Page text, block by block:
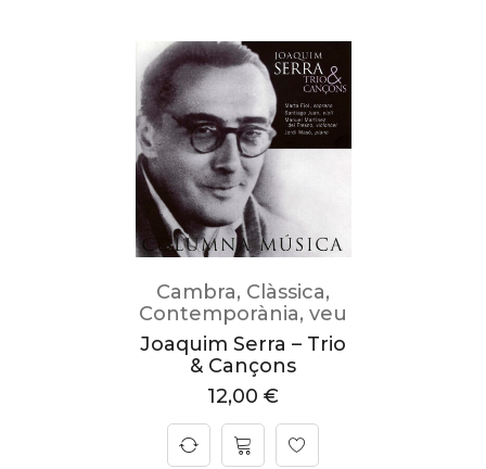
Cambra, Clàssica,
Contemporània, veu
Joaquim Serra – Trio
& Cançons
12,00 €